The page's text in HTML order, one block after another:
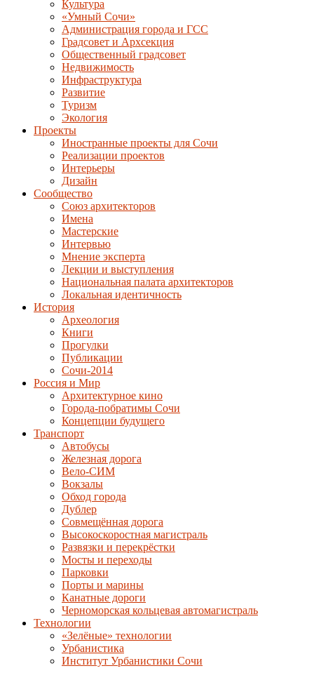
Культура
«Умный Сочи»
Администрация города и ГСС
Градсовет и Архсекция
Общественный градсовет
Недвижимость
Инфраструктура
Развитие
Туризм
Экология
Проекты
Иностранные проекты для Сочи
Реализации проектов
Интерьеры
Дизайн
Сообщество
Союз архитекторов
Имена
Мастерские
Интервью
Мнение эксперта
Лекции и выступления
Национальная палата архитекторов
Локальная идентичность
История
Археология
Книги
Прогулки
Публикации
Сочи-2014
Россия и Мир
Архитектурное кино
Города-побратимы Сочи
Концепции будущего
Транспорт
Автобусы
Железная дорога
Вело-СИМ
Вокзалы
Обход города
Дублер
Совмещённая дорога
Высокоскоростная магистраль
Развязки и перекрёстки
Мосты и переходы
Парковки
Порты и марины
Канатные дороги
Черноморская кольцевая автомагистраль
Технологии
«Зелёные» технологии
Урбанистика
Институт Урбанистики Сочи